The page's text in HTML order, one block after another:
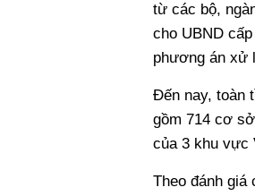
từ các bộ,
cho UBND
phương án xử
Đến nay, toàn
gồm 714 cơ
của 3 khu vực
Theo đánh